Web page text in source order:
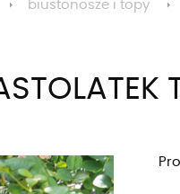
biustonosze i topy